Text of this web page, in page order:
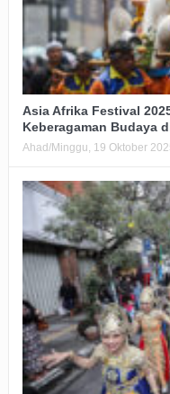
Asia Afrika Festival
Keberagaman Budaya
Ahad/Minggu, 19 Oktober